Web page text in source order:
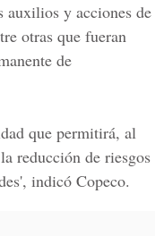
auxilios y acciones de
otras que fueran
de
que permitirá, al
reducción de riesgos
indicó Copeco.